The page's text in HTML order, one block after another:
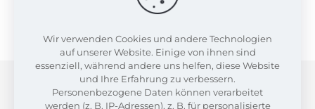
Wir verwenden Cookies und andere Technologien
auf unserer Website. Einige von ihnen sind
essenziell, während andere uns helfen, diese Website
und Ihre Erfahrung zu verbessern.
Personenbezogene Daten können verarbeitet
werden (z. B. IP-Adressen), z. B. für personalisierte